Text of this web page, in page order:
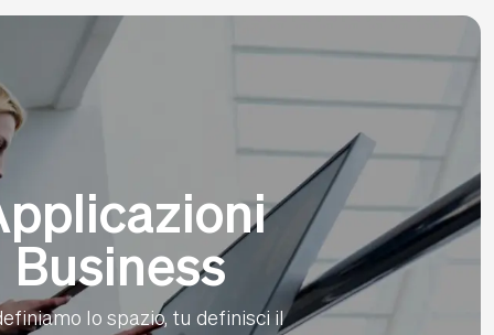
Business
lo spazio, tu definisci il